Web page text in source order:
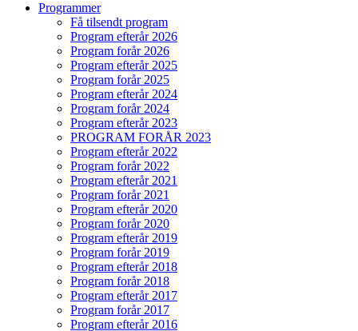
Programmer
Få tilsendt program
Program efterår 2026
Program forår 2026
Program efterår 2025
Program forår 2025
Program efterår 2024
Program forår 2024
Program efterår 2023
PROGRAM FORÅR 2023
Program efterår 2022
Program forår 2022
Program efterår 2021
Program forår 2021
Program efterår 2020
Program forår 2020
Program efterår 2019
Program forår 2019
Program efterår 2018
Program forår 2018
Program efterår 2017
Program forår 2017
Program efterår 2016